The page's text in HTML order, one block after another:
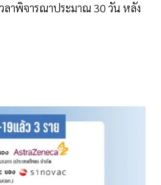
ลาพิจารณาประมาณ 30 วัน หลัง